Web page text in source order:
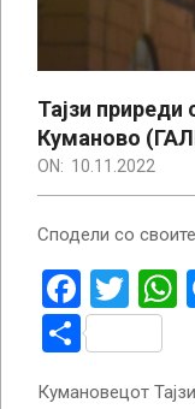
Тајзи
Куманово
ON: 10.11.2022
Сподели со своите
Share
Кумановецот